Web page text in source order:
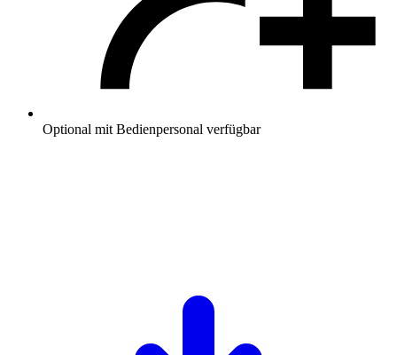
Optional mit Bedienpersonal verfügbar